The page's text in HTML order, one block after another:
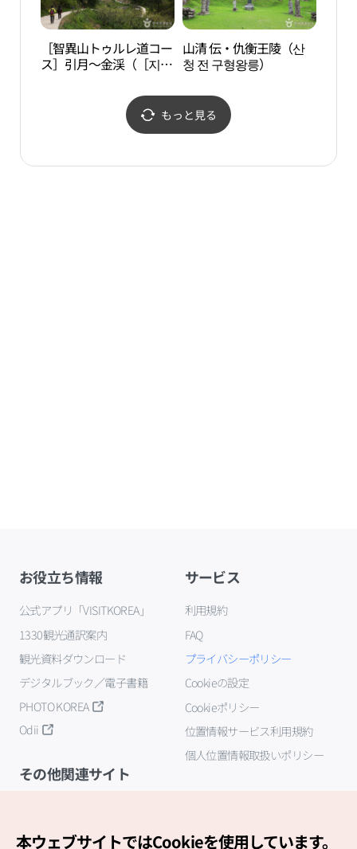
［智異山トゥルレ道コー
ス］引月～金渓（［지리
山清 伝・仇衡王陵（산
청 전 구형왕릉）
もっと見る
お役立ち情報
公式アプリ「VISITKOREA」
1330観光通訳案内
観光資料ダウンロード
デジタルブック／電子書籍
PHOTO KOREA
Odii
サービス
利用規約
FAQ
プライバシーポリシー
Cookieの設定
Cookieポリシー
位置情報サービス利用規約
個人位置情報取扱いポリシー
その他関連サイト
本ウェブサイトではCookieを使用しています。